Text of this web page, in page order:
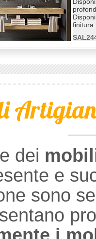
finitura.
dei
e
sono